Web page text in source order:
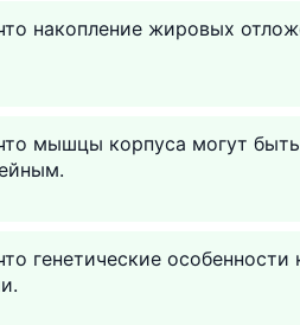
накопление жировых
мышцы корпуса могут
генетические